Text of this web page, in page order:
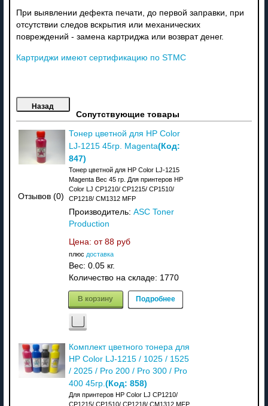
При выявлении дефекта печати, до первой заправки, при
отсутствии следов вскрытия или механических
повреждений - замена картриджа или возврат денег.
Картриджи имеют сертификацию по STMC
Сопутствующие товары
Отзывов (0)
Тонер цветной для HP Color
LJ-1215 45гр. Magenta(Код:
847)
Тонер цветной для HP Color LJ-1215
Magenta Вес 45 гр. Для принтеров HP
Color LJ CP1210/ CP1215/ CP1510/
CP1218/ CM1312 MFP
Производитель: ASC Toner
Production
Цена: от 88 руб
плюс доставка
Вес: 0.05 кг.
Количество на складе: 1770
В корзину Подробнее
Комплект цветного тонера для
HP Color LJ-1215 / 1025 / 1525
/ 2025 / Pro 200 / Pro 300 / Pro
400 45гр. (Код: 858)
Для принтеров HP Color LJ CP1210/
CP1215/ CP1510/ CP1218/ CM1312 MFP